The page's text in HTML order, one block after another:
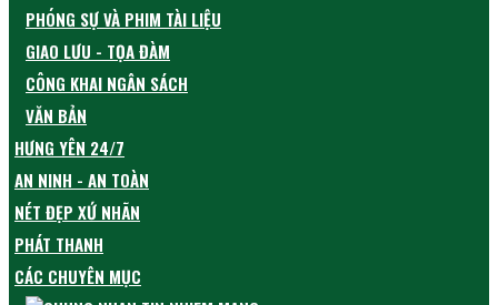
PHÓNG SỰ VÀ PHIM TÀI LIỆU
GIAO LƯU - TỌA ĐÀM
CÔNG KHAI NGÂN SÁCH
VĂN BẢN
HƯNG YÊN 24/7
AN NINH - AN TOÀN
NÉT ĐẸP XỨ NHÃN
PHÁT THANH
CÁC CHUYÊN MỤC